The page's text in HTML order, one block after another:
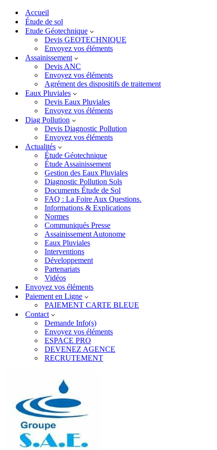
Accueil
Étude de sol
Etude Géotechnique
Devis GEOTECHNIQUE
Envoyez vos éléments
Assainissement
Devis ANC
Envoyez vos éléments
Agrément des dispositifs de traitement
Eaux Pluviales
Devis Eaux Pluviales
Envoyez vos éléments
Diag Pollution
Devis Diagnostic Pollution
Envoyez vos éléments
Actualités
Étude Géotechnique
Étude Assainissement
Gestion des Eaux Pluviales
Diagnostic Pollution Sols
Documents Étude de Sol
FAQ : La Foire Aux Questions.
Informations & Explications
Normes
Communiqués Presse
Assainissement Autonome
Eaux Pluviales
Interventions
Développement
Partenariats
Vidéos
Envoyez vos éléments
Paiement en Ligne
PAIEMENT CARTE BLEUE
Contact
Demande Info(s)
Envoyez vos éléments
ESPACE PRO
DEVENEZ AGENCE
RECRUTEMENT